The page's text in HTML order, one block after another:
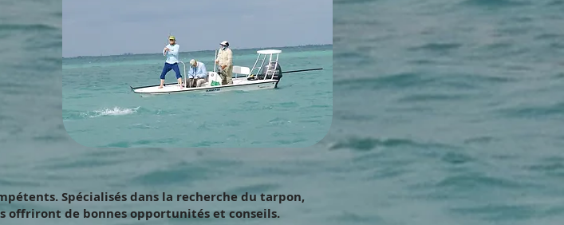
Spécialisés dans la recherche du tarpon,
offriront de bonnes opportunités et conseils.